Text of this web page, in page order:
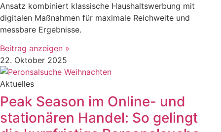
Ansatz kombiniert klassische Haushaltswerbung mit
digitalen Maßnahmen für maximale Reichweite und
messbare Ergebnisse.
Beitrag anzeigen »
22. Oktober 2025
Aktuelles
Peak Season im Online- und
stationären Handel: So gelingt